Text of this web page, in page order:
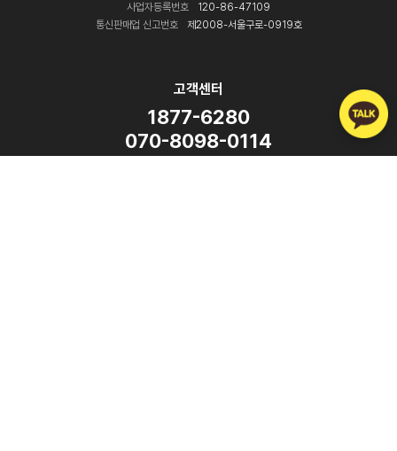
사업자등록번호
120-86-47109
통신판매업 신고번호
제2008-서울구로-0919호
고객센터
1877-6280
070-8098-0114